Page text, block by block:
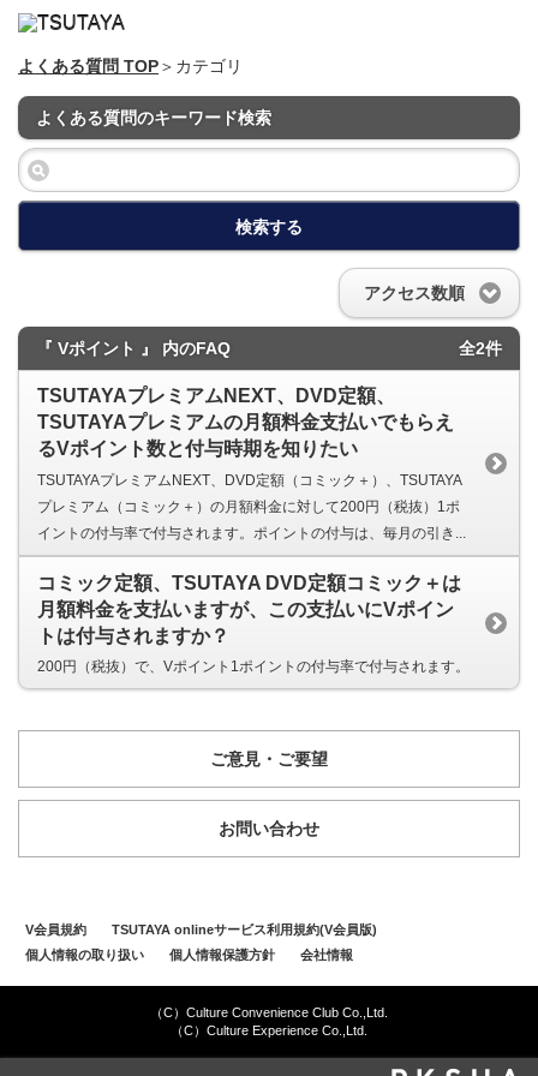
よくある質問 TOP＞カテゴリ
よくある質問のキーワード検索
検索する
アクセス数順
『 Vポイント 』 内のFAQ 全2件
TSUTAYAプレミアムNEXT、DVD定額、
TSUTAYAプレミアムの月額料金支払いでもらえ
るVポイント数と付与時期を知りたい
TSUTAYAプレミアムNEXT、DVD定額（コミック＋）、TSUTAYA
プレミアム（コミック＋）の月額料金に対して200円（税抜）1ポ
イントの付与率で付与されます。ポイントの付与は、毎月の引き...
コミック定額、TSUTAYA DVD定額コミック＋は
月額料金を支払いますが、この支払いにVポイン
トは付与されますか？
200円（税抜）で、Vポイント1ポイントの付与率で付与されます。
ご意見・ご要望
お問い合わせ
V会員規約
TSUTAYA onlineサービス利用規約(V会員版)
個人情報の取り扱い
個人情報保護方針 会社情報
（C）Culture Convenience Club Co.,Ltd.
（C）Culture Experience Co.,Ltd.